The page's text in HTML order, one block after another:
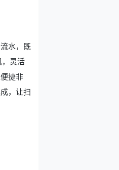
水，既
，灵活
捷非
，让扫